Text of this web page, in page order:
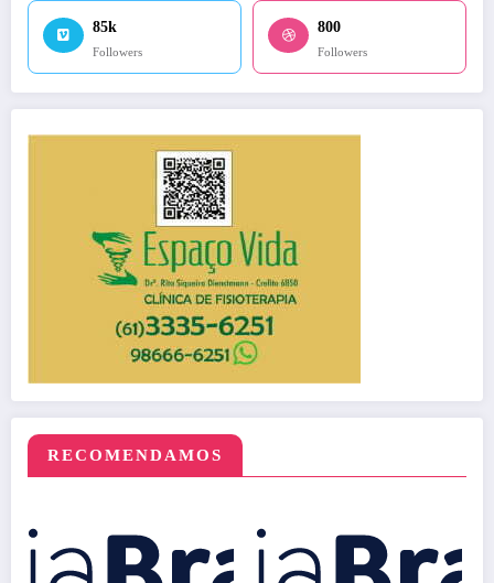
85k
Followers
800
Followers
RECOMENDAMOS